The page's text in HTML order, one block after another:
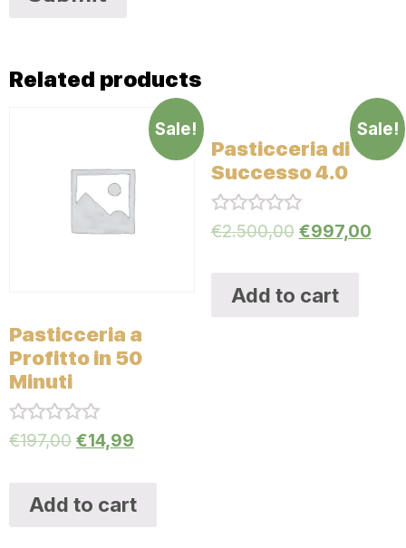
Related products
Sale!
Pasticceria a
Profitto in 50
Minuti
Rated
€197,00 €14,99
Add to cart
Sale!
Pasticceria di
Successo 4.0
Rated
0
€2.500,00 €997,00
Add to cart